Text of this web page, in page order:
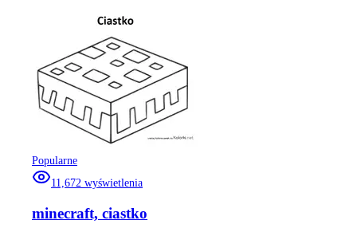
Popularne
11,672 wyświetlenia
minecraft, ciastko